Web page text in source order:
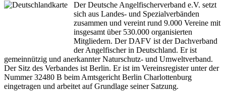
Der Deutsche Angelfischerverband e.V. setzt
sich aus Landes- und Spezialverbänden
zusammen und vereint rund 9.000 Vereine mit
insgesamt über 530.000 organisierten
Mitgliedern. Der DAFV ist der Dachverband
der Angelfischer in Deutschland. Er ist
gemeinnützig und anerkannter Naturschutz- und Umweltverband.
Der Sitz des Verbandes ist Berlin. Er ist im Vereinsregister unter der
Nummer 32480 B beim Amtsgericht Berlin Charlottenburg
eingetragen und arbeitet auf Grundlage seiner Satzung.